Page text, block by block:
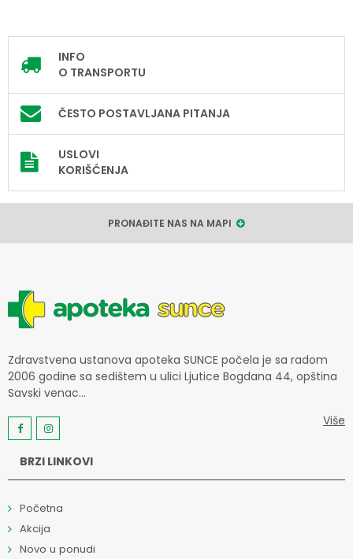
INFO
O TRANSPORTU
ČESTO POSTAVLJANA PITANJA
USLOVI
KORIŠĆENJA
PRONAĐITE NAS NA MAPI
Zdravstvena ustanova apoteka SUNCE počela je sa radom
2006 godine sa sedištem u ulici Ljutice Bogdana 44, opština
Savski venac...
Više
BRZI LINKOVI
Početna
Akcija
Novo u ponudi